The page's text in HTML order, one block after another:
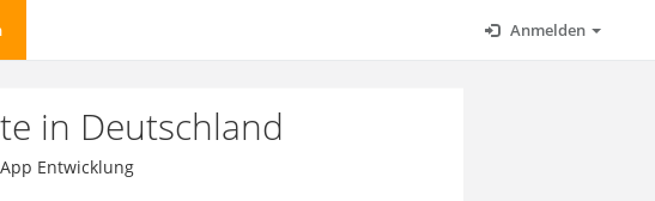
Anmelden
in Deutschland
Entwicklung